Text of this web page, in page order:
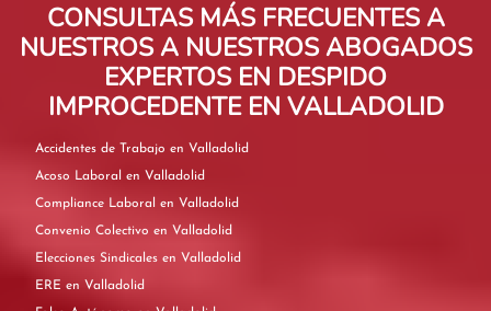
CONSULTAS MÁS FRECUENTES A
NUESTROS A NUESTROS ABOGADOS
EXPERTOS EN DESPIDO
IMPROCEDENTE EN VALLADOLID
Accidentes de Trabajo en Valladolid
Acoso Laboral en Valladolid
Compliance Laboral en Valladolid
Convenio Colectivo en Valladolid
Elecciones Sindicales en Valladolid
ERE en Valladolid